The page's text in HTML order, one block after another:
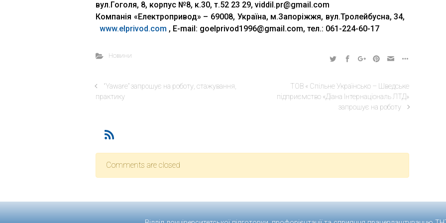
вул.Гоголя, 8, корпус №8, к.30, т.52 23 29, viddil.pr@gmail.com
Компанія «Електропривод» – 69008, Україна, м.Запоріжжя, вул.Тролейбусна, 34,
www.elprivod.com , Е-mail: goelprivod1996@gmail.com, тел.: 061-224-60-17
Новини
“Yaware” запрошує на роботу, стажування,
практику
ТОВ « Спільне Українсько – Шведське
підприємство «Діана Інтернаціональ ЛТД»
запрошує на роботу
Comments are closed